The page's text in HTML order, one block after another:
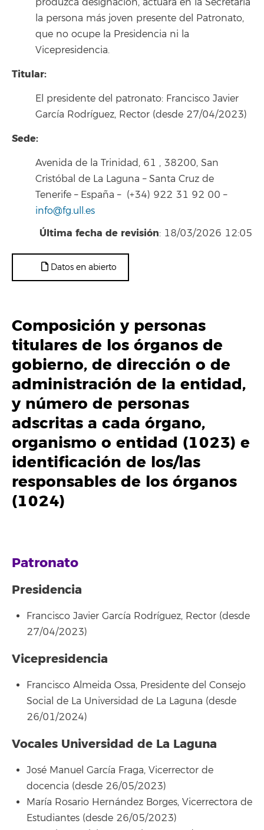
la persona más joven presente del Patronato,
que no ocupe la Presidencia ni la
Vicepresidencia.
Titular:
El presidente del patronato: Francisco Javier
García Rodríguez, Rector (desde 27/04/2023)
Sede:
Avenida de la Trinidad, 61 , 38200, San
Cristóbal de La Laguna – Santa Cruz de
Tenerife – España – (+34) 922 31 92 00 –
info@fg.ull.es
Última fecha de revisión: 18/03/2026 12:05
Datos en abierto
Composición y personas
titulares de los órganos de
gobierno, de dirección o de
administración de la entidad,
y número de personas
adscritas a cada órgano,
organismo o entidad (1023) e
identificación de los/las
responsables de los órganos
(1024)
Patronato
Presidencia
Francisco Javier García Rodríguez, Rector (desde
27/04/2023)
Vicepresidencia
Francisco Almeida Ossa, Presidente del Consejo
Social de La Universidad de La Laguna (desde
26/01/2024)
Vocales Universidad de La Laguna
José Manuel García Fraga, Vicerrector de
docencia (desde 26/05/2023)
María Rosario Hernández Borges, Vicerrectora de
Estudiantes (desde 26/05/2023)